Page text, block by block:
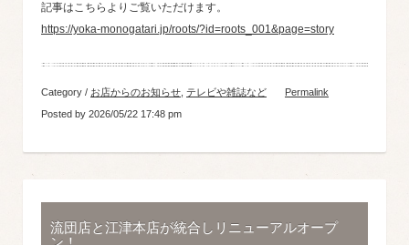
記事はこちらよりご覧いただけます。
https://yoka-monogatari.jp/roots/?id=roots_001&page=story
Category / お店からのお知らせ テレビや雑誌など
Permalink
Posted by 2026/05/22 17:48 pm
流団店と江津本店が統合しリニューアルオープ